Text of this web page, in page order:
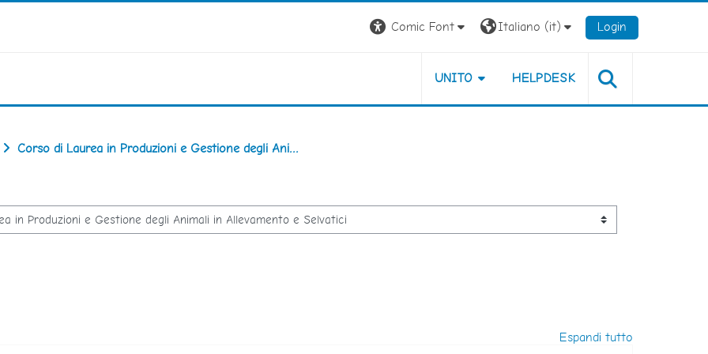
Comic Font Italiano ‎(it)‎ Login
UNITO HELPDESK
Corso di Laurea in Produzioni e Gestione degli Ani...
Espandi tutto